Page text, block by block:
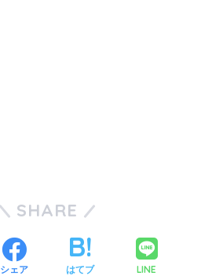
SHARE
シェア はてブ LINE